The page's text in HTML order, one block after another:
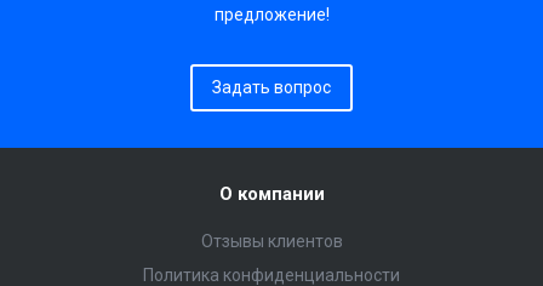
предложение!
Задать вопрос
О компании
Отзывы клиентов
Политика конфиденциальности